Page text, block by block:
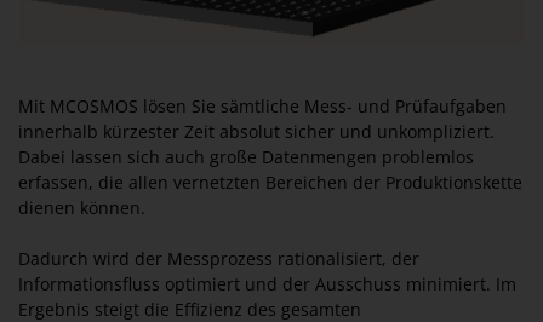
Mit MCOSMOS lösen Sie sämtliche Mess- und Prüfaufgaben
innerhalb kürzester Zeit absolut sicher und unkompliziert.
Dabei lassen sich auch große Datenmengen problemlos
erfassen, die allen vernetzten Bereichen der Produktionskette
dienen können.
Dadurch wird der Messprozess rationalisiert, der
Informationsfluss optimiert und der Ausschuss minimiert. Im
Ergebnis steigt die Effizienz des gesamten